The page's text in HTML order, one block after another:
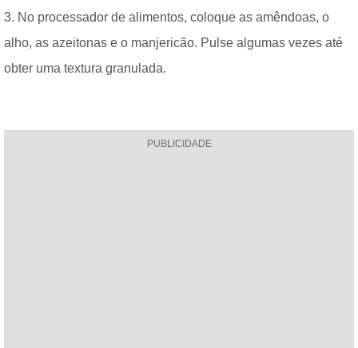
3. No processador de alimentos, coloque as amêndoas, o
alho, as azeitonas e o manjericão. Pulse algumas vezes até
obter uma textura granulada.
PUBLICIDADE